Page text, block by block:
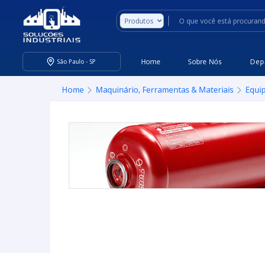
São Paulo - SP Home Sobre Nós
Home Maquinário, Ferramentas & Materiais